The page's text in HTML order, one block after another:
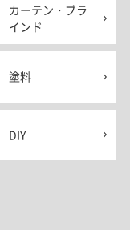
カーテン・ブラ
インド
塗料
DIY